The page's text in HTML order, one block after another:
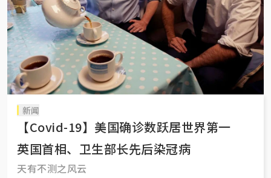
新闻
【Covid-19】美国确诊数跃居世界第一
英国首相、卫生部长先后染冠病
天有不测之风云